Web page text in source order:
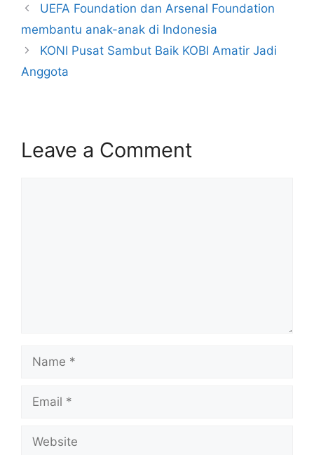
UEFA Foundation dan Arsenal Foundation
membantu anak-anak di Indonesia
KONI Pusat Sambut Baik KOBI Amatir Jadi
Anggota
Leave a Comment